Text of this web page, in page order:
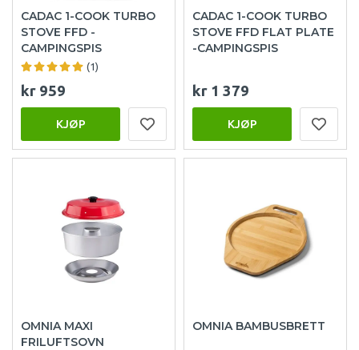
CADAC 1-COOK TURBO
STOVE FFD -
CAMPINGSPIS
(1)
kr 959
KJØP
CADAC 1-COOK TURBO
STOVE FFD FLAT PLATE
-CAMPINGSPIS
kr 1 379
KJØP
OMNIA MAXI
FRILUFTSOVN
OMNIA BAMBUSBRETT